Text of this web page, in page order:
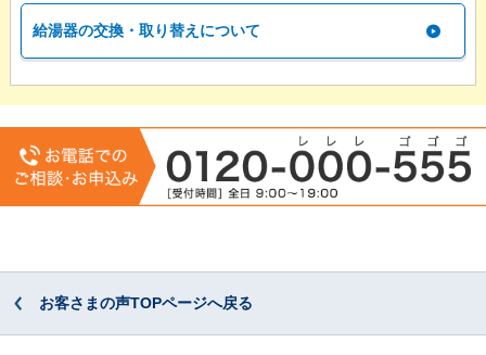
給湯器の交換・取り替えについて
お客さまの声TOPページへ戻る